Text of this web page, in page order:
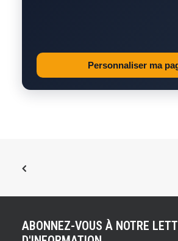
Personnaliser ma
ABONNEZ-VOUS À NOTRE